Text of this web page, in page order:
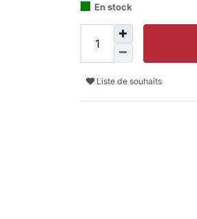
En stock
Liste de souhaits